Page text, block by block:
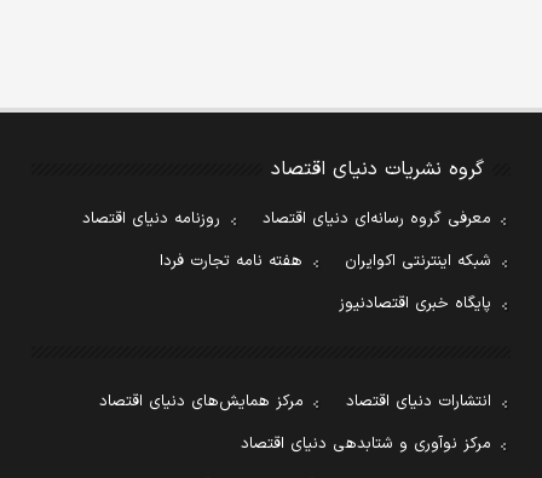
گروه نشریات دنیای اقتصاد
معرفی گروه رسانه‌ای دنیای اقتصاد
روزنامه دنیای اقتصاد
شبکه اینترنتی اکوایران
هفته نامه تجارت فردا
پایگاه خبری اقتصادنیوز
انتشارات دنیای اقتصاد
مرکز همایش‌های دنیای اقتصاد
مرکز نوآوری و شتابدهی دنیای اقتصاد